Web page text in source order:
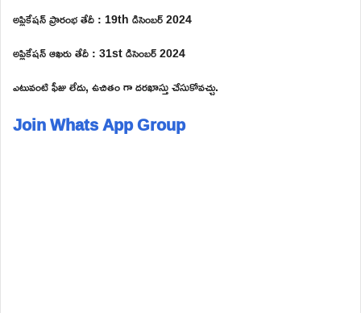
అప్లికేషన్ ప్రారంభ తేదీ : 19th డిసెంబర్ 2024
అప్లికేషన్ ఆఖరు తేదీ : 31st డిసెంబర్ 2024
ఎటువంటి ఫీజు లేదు, ఉచితం గా దరఖాస్తు చేసుకోవచ్చు.
Join Whats App Group